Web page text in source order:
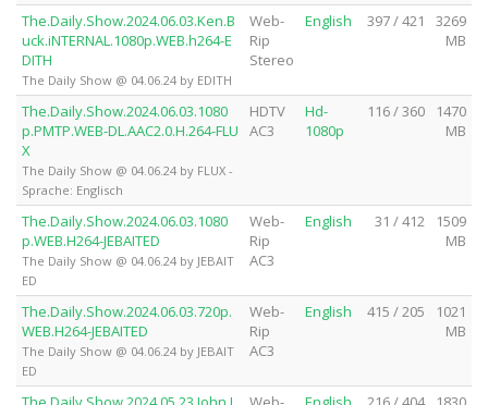
The.Daily.Show.2024.06.03.Ken.B
uck.iNTERNAL.1080p.WEB.h264-E
DITH
The Daily Show @ 04.06.24 by EDITH
Web-
Rip
Stereo
English 397 / 421
3269
MB
The.Daily.Show.2024.06.03.1080
p.PMTP.WEB-DL.AAC2.0.H.264-FLU
X
The Daily Show @ 04.06.24 by FLUX -
Sprache: Englisch
HDTV
AC3
Hd-
1080p
116 / 360
1470
MB
The.Daily.Show.2024.06.03.1080
p.WEB.H264-JEBAITED
The Daily Show @ 04.06.24 by JEBAIT
ED
Web-
Rip
AC3
English 31 / 412
1509
MB
The.Daily.Show.2024.06.03.720p.
WEB.H264-JEBAITED
The Daily Show @ 04.06.24 by JEBAIT
ED
Web-
Rip
AC3
English 415 / 205
1021
MB